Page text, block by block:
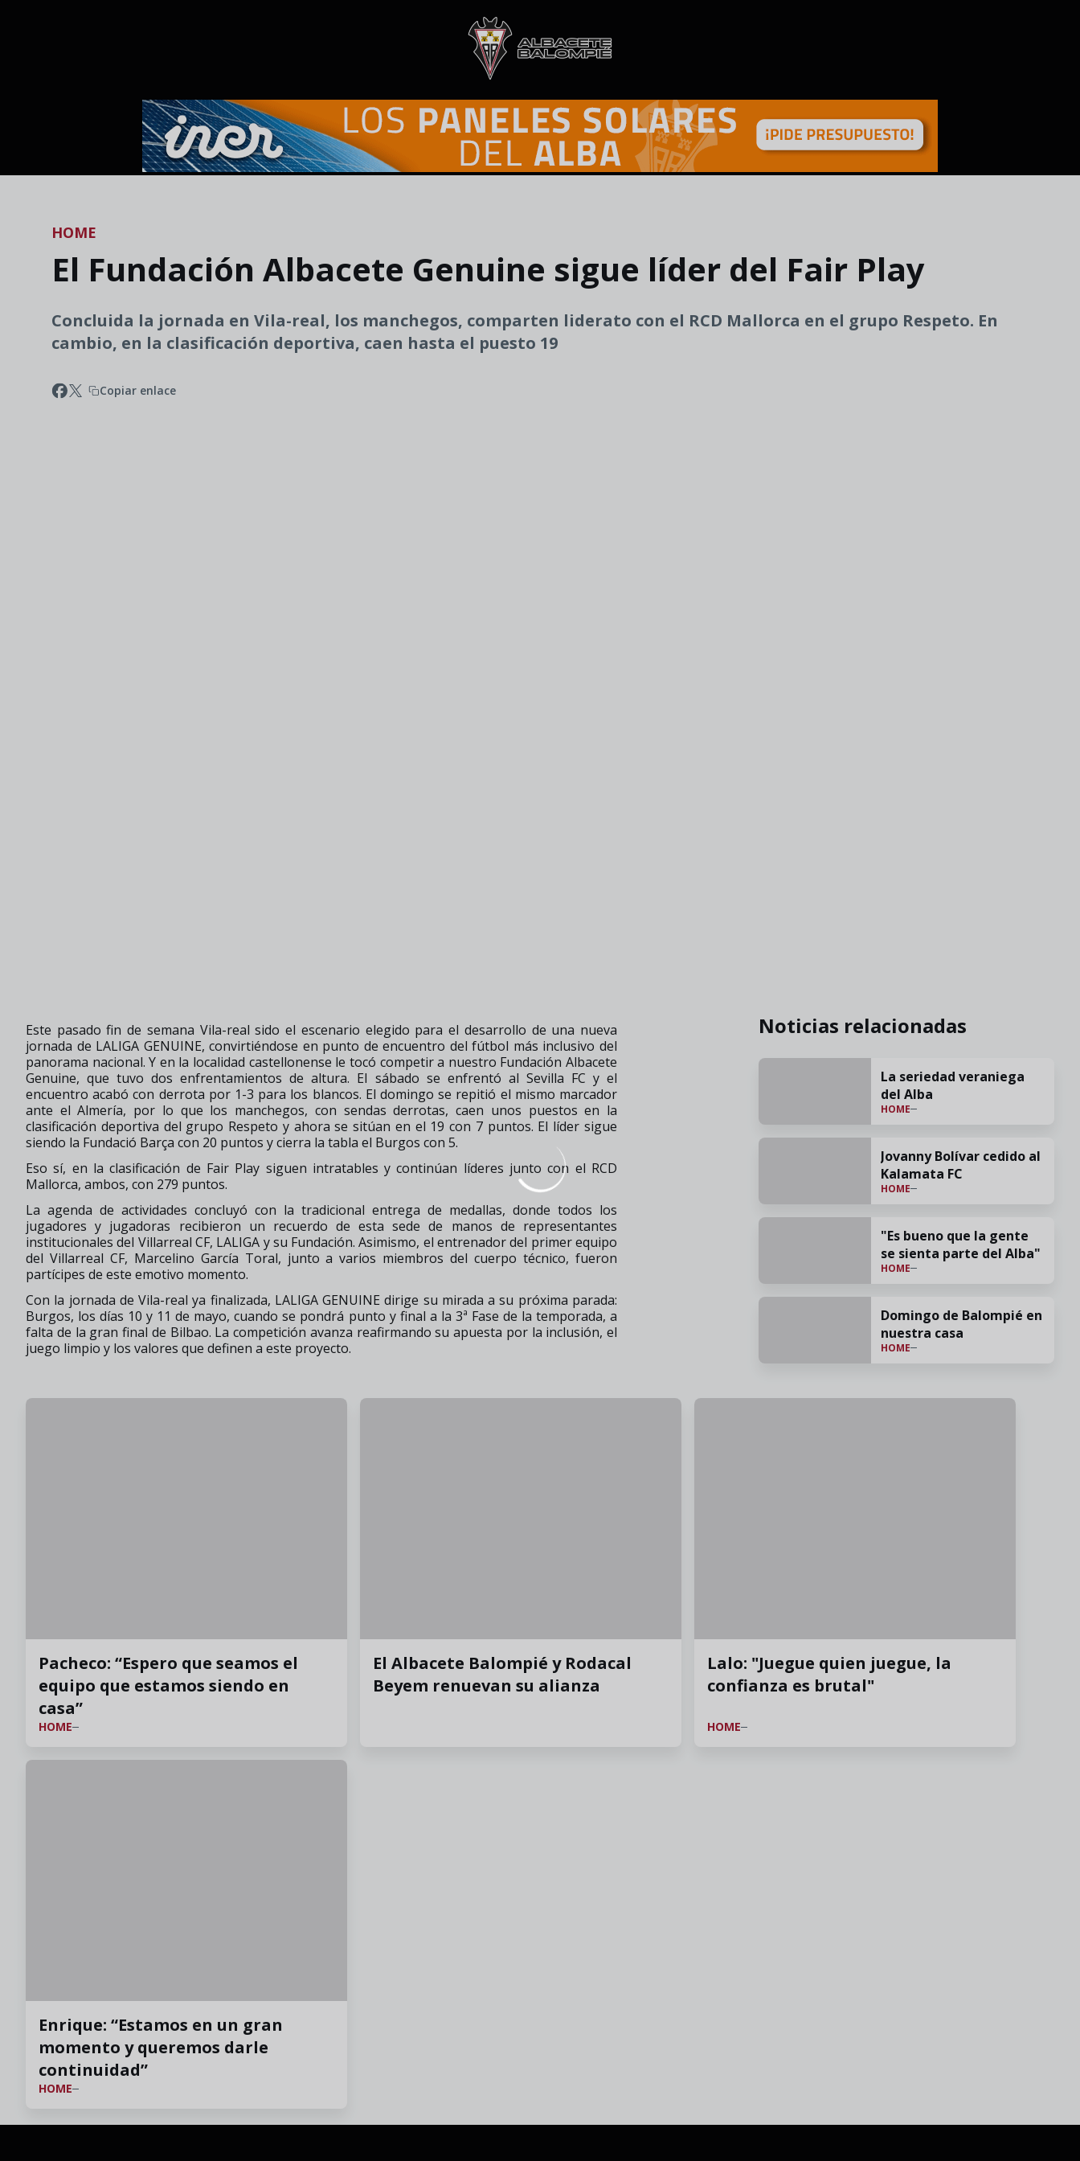
Skip to main content
HOME
El Fundación Albacete Genuine sigue líder del Fair Play
Concluida la jornada en Vila-real, los manchegos, comparten liderato con el RCD Mallorca en el grupo Respeto. En
cambio, en la clasificación deportiva, caen hasta el puesto 19
Copiar enlace
Este pasado fin de semana Vila-real sido el escenario elegido para el desarrollo de una nueva
jornada de LALIGA GENUINE, convirtiéndose en punto de encuentro del fútbol más inclusivo del
panorama nacional. Y en la localidad castellonense le tocó competir a nuestro Fundación Albacete
Genuine, que tuvo dos enfrentamientos de altura. El sábado se enfrentó al Sevilla FC y el
encuentro acabó con derrota por 1-3 para los blancos. El domingo se repitió el mismo marcador
ante el Almería, por lo que los manchegos, con sendas derrotas, caen unos puestos en la
clasificación deportiva del grupo Respeto y ahora se sitúan en el 19 con 7 puntos. El líder sigue
siendo la Fundació Barça con 20 puntos y cierra la tabla el Burgos con 5.
Eso sí, en la clasificación de Fair Play siguen intratables y continúan líderes junto con el RCD
Mallorca, ambos, con 279 puntos.
La agenda de actividades concluyó con la tradicional entrega de medallas, donde todos los
jugadores y jugadoras recibieron un recuerdo de esta sede de manos de representantes
institucionales del Villarreal CF, LALIGA y su Fundación. Asimismo, el entrenador del primer equipo
del Villarreal CF, Marcelino García Toral, junto a varios miembros del cuerpo técnico, fueron
partícipes de este emotivo momento.
Con la jornada de Vila-real ya finalizada, LALIGA GENUINE dirige su mirada a su próxima parada:
Burgos, los días 10 y 11 de mayo, cuando se pondrá punto y final a la 3ª Fase de la temporada, a
falta de la gran final de Bilbao. La competición avanza reafirmando su apuesta por la inclusión, el
juego limpio y los valores que definen a este proyecto.
Noticias relacionadas
La seriedad veraniega
del Alba
HOME
Jovanny Bolívar cedido al
Kalamata FC
HOME
"Es bueno que la gente
se sienta parte del Alba"
HOME
Domingo de Balompié en
nuestra casa
HOME
Pacheco: “Espero que seamos el
equipo que estamos siendo en
casa”
HOME
El Albacete Balompié y Rodacal
Beyem renuevan su alianza
Lalo: "Juegue quien juegue, la
confianza es brutal"
HOME
Enrique: “Estamos en un gran
momento y queremos darle
continuidad”
HOME